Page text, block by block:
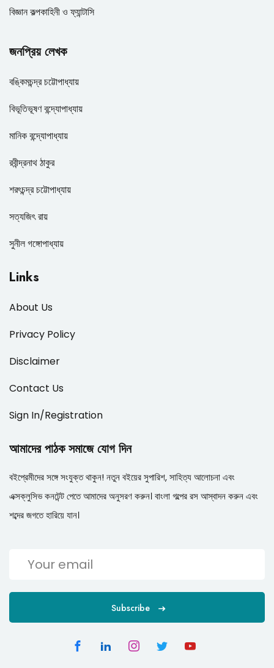
বিজ্ঞান কল্পকাহিনী ও ফ্যান্টাসি
জনপ্রিয় লেখক
বঙ্কিমচন্দ্র চট্টোপাধ্যায়
বিভূতিভূষণ বন্দ্যোপাধ্যায়
মানিক বন্দ্যোপাধ্যায়
রবীন্দ্রনাথ ঠাকুর
শরৎচন্দ্র চট্টোপাধ্যায়
সত্যজিৎ রায়
সুনীল গঙ্গোপাধ্যায়
Links
About Us
Privacy Policy
Disclaimer
Contact Us
Sign In/Registration
আমাদের পাঠক সমাজে যোগ দিন
বইপ্রেমীদের সঙ্গে সংযুক্ত থাকুন! নতুন বইয়ের সুপারিশ, সাহিত্য আলোচনা এবং
এক্সক্লুসিভ কনটেন্ট পেতে আমাদের অনুসরণ করুন। বাংলা গল্পের রস আস্বাদন করুন এবং
শব্দের জগতে হারিয়ে যান।
Subscribe